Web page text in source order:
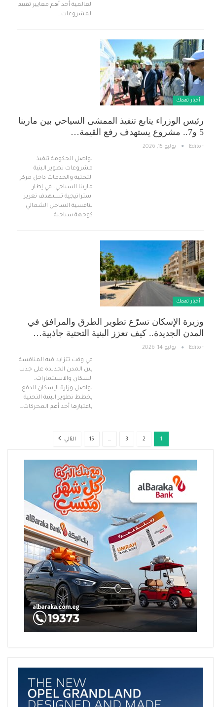
العالمية أحد أهم معايير تقييم
المشروعات…
أخبار تهمك
رئيس الوزراء يتابع تنفيذ الممشى السياحي بين مارينا
5 و7.. مشروع يستهدف رفع القيمة…
Editor يوليو 15, 2026
تواصل الحكومة تنفيذ
مشروعات تطوير البنية
التحتية والخدمات داخل مركز
مارينا السياحي، في إطار
استراتيجية تستهدف تعزيز
تنافسية الساحل الشمالي
كوجهة سياحية…
أخبار تهمك
وزيرة الإسكان تسرّع تطوير الطرق والمرافق في
المدن الجديدة.. كيف تعزز البنية التحتية جاذبية…
Editor يوليو 14, 2026
في وقت تتزايد فيه المنافسة
بين المدن الجديدة على جذب
السكان والاستثمارات،
تواصل وزارة الإسكان الدفع
بخطط تطوير البنية التحتية
باعتبارها أحد أهم المحركات…
1
2
3
…
15 التالي